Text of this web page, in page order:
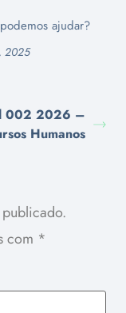
ajudar?
2025
002 2026 –
Humanos
com *